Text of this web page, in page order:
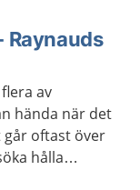
Raynauds
av
hända när det
går oftast över
hålla